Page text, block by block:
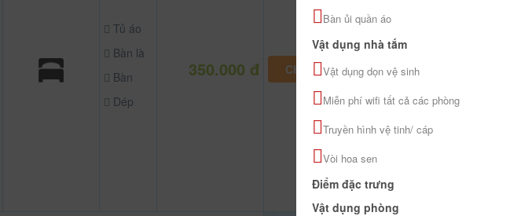
Tủ áo
Bàn là
Bàn
Dép
350.000 đ CHƯA KHAI BÁO PHÒNG
Bàn ủi quần áo
Vật dụng nhà tắm
Vật dụng dọn vệ sinh
Miễn phí wifi tất cả các phòng
Truyền hình vệ tinh/ cáp
Vòi hoa sen
Điểm đặc trưng
Vật dụng phòng